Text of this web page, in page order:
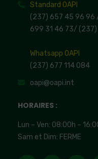
Standard OAPI
(237) 657 45 96 96
699 31 46 73/ (237)
Whatsapp OAPI
(237) 677 114 084
oapi@oapi.int
HORAIRES :
Lun – Ven: 08:00h –
Sam et Dim: FERME